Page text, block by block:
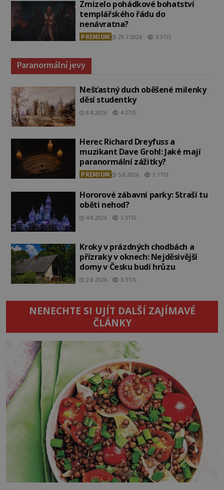
Zmizelo pohádkové bohatství
templářského řádu do
nenávratna?
PREMIUM 29.7.2026 3.3TIS
Paranormální jevy
Nešťastný duch oběšené milenky
děsí studentky
8.8.2026 4.2TIS
Herec Richard Dreyfuss a
muzikant Dave Grohl: Jaké mají
paranormální zážitky?
PREMIUM 5.8.2026 3.1TIS
Hororové zábavní parky: Straší tu
oběti nehod?
4.8.2026 3.5TIS
Kroky v prázdných chodbách a
přízraky v oknech: Nejděsivější
domy v Česku budí hrůzu
2.8.2026 3.3TIS
NENECHTE SI UJÍT DALŠÍ ZAJÍMAVÉ
ČLÁNKY